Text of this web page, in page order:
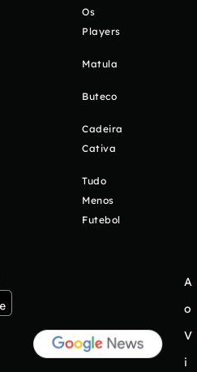
Os
Players
Matula
Buteco
Cadeira
Cativa
Tudo
Menos
Futebol
A
o
V
i